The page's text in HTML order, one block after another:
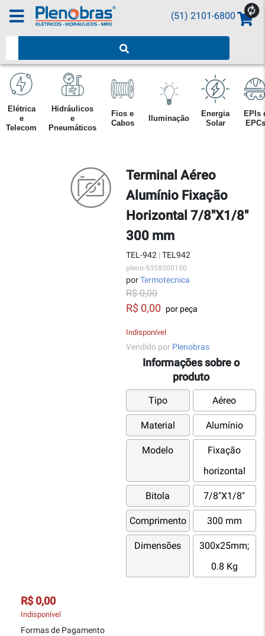
(51) 2101-6800
Elétrica
e
Telecom
Hidráulicos
e
Pneumáticos
Fios e
Cabos
Iluminação
Energia
Solar
EPIs
EPCs
Terminal Aéreo
Alumínio Fixação
Horizontal 7/8"X1/8"
300 mm
TEL-942 | TEL942
pleno-5358500150
porTermotecnica
R$ 0,00
R$ 0,00 por peça
Indisponível
Vendido por Plenobras
Informações sobre o
produto
Tipo Aéreo
Material Alumínio
Modelo
Fixação
horizontal
Bitola 7/8"X1/8"
Comprimento 300 mm
Dimensões
300x25mm;
0.8 Kg
R$ 0,00
Indisponível
Formas de Pagamento